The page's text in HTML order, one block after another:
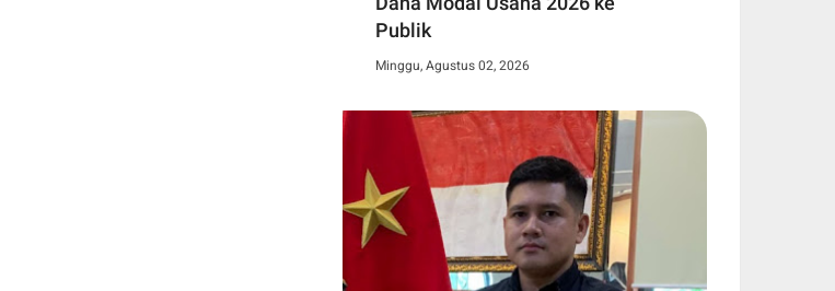
Publik
Minggu, Agustus 02, 2026